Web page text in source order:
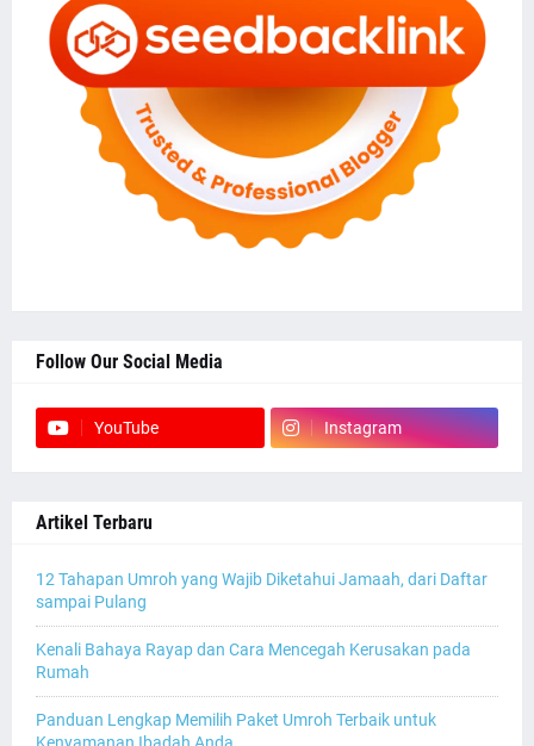
Follow Our Social Media
YouTube Instagram
Artikel Terbaru
12 Tahapan Umroh yang Wajib Diketahui Jamaah, dari Daftar
sampai Pulang
Kenali Bahaya Rayap dan Cara Mencegah Kerusakan pada
Rumah
Panduan Lengkap Memilih Paket Umroh Terbaik untuk